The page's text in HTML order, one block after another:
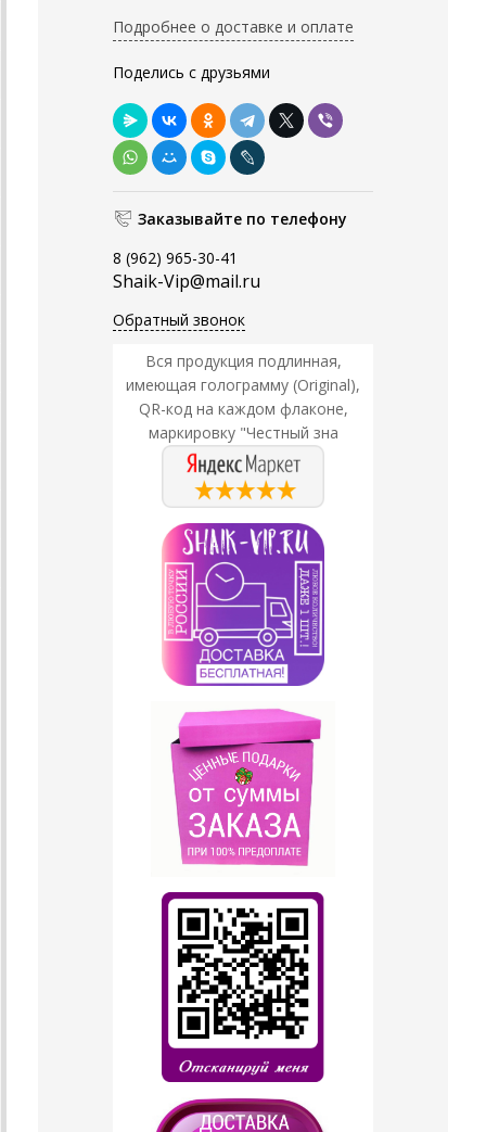
Подробнее о доставке и оплате
Поделись с друзьями
Заказывайте по телефону
8 (962) 965-30-41
Shaik-Vip@mail.ru
Обратный звонок
Вся продукция подлинная,
имеющая голограмму (Original),
QR-код на каждом флаконе,
маркировку "Честный зна